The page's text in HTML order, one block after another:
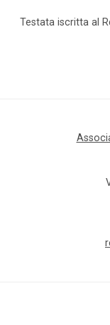
Testata iscritta al